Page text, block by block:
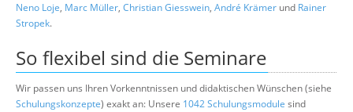
Neno Loje, Marc Müller, Christian Giesswein, André Krämer und Rainer
Stropek.
So flexibel sind die Seminare
Wir passen uns Ihren Vorkenntnissen und didaktischen Wünschen (siehe
Schulungskonzepte) exakt an: Unsere 1042 Schulungsmodule sind